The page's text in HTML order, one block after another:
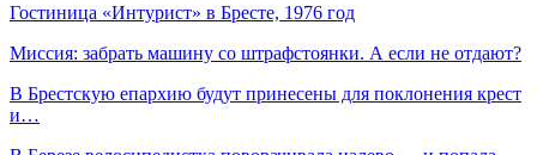
Гостиница «Интурист» в Бресте, 1976 год
Миссия: забрать машину со штрафстоянки. А если не отдают?
В Брестскую епархию будут принесены для поклонения крест
и…